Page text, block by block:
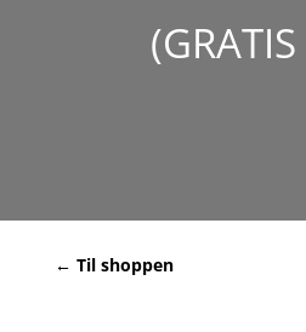
← Til shoppen